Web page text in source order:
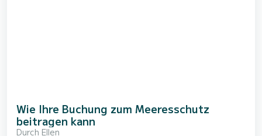
Wie Ihre Buchung zum Meeresschutz
beitragen kann
Durch Ellen